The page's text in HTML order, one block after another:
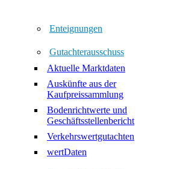
Enteignungen
Gutachterausschuss
Aktuelle Marktdaten
Auskünfte aus der
Kaufpreissammlung
Bodenrichtwerte und
Geschäftsstellenbericht
Verkehrswertgutachten
wertDaten